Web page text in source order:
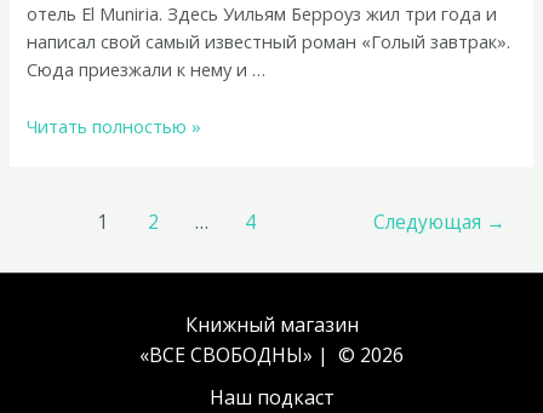
отель El Muniria. Здесь Уильям Берроуз жил три года и
написал свой самый известный роман «Голый завтрак».
Сюда приезжали к нему и …
Литературный
Читать полностью »
Навигация
записям
1 2 … 4 Следующая →
Книжный магазин
«ВСЕ СВОБОДНЫ» | © 2026
Наш подкаст